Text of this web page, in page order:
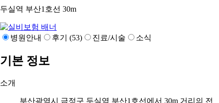
두실역 부산1호선 30m
병원안내 후기 (53) 진료/시술 소식
기본 정보
소개
부산광역시 금정구 두실역 부산1호선에서 30m 거리의 전